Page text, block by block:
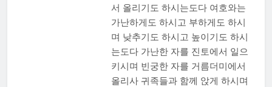
20250220 – CBMC
기도모임
1 Year Ago
20250213 – CBMC
기도모임
1 Year Ago
서 올리기도 하시는도다 여호와는
가난하게도 하시고 부하게도 하시
며 낮추기도 하시고 높이기도 하시
는도다 가난한 자를 진토에서 일으
키시며 빈궁한 자를 거름더미에서
올리사 귀족들과 함께 앉게 하시며